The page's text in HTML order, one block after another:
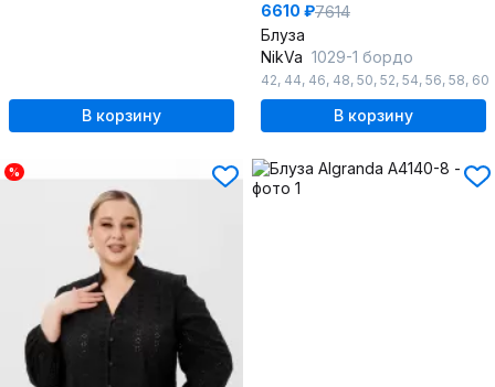
В корзину
6610 ₽7614
Блуза
NikVa 1029-1 бордо
42, 44, 46, 48, 50, 52, 54, 56, 58, 60
В корзину
%